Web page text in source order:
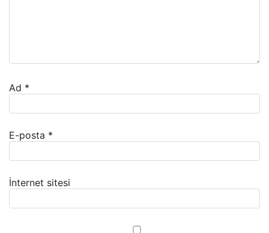
Ad *
E-posta *
İnternet sitesi